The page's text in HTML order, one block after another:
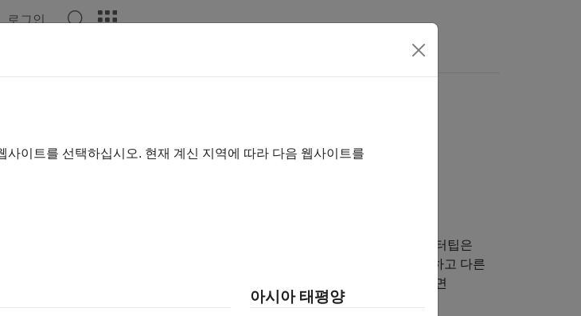
로그인
이터팁을 대화형 방식으로 생성, 편집하여 데이터를 탐색할 수 있습니다. 데이터팁은
시하는 작은 텍스트 상자입니다. 데이터 커서 모드를 활성화하거나 비활성화하고 다른
함수를 사용합니다. 데이터팁의 모양과 동작을 추가로 제어하려면
이트를 선택하십시오. 현재 계신 지역에 따라 다음 웹사이트를
아시아 태평양